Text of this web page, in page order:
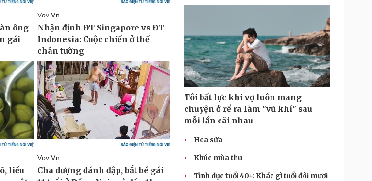
Tôi bất lực khi vợ luôn mang
chuyện ở rể ra làm "vũ khí" sau
mỗi lần cãi nhau
Hoa sữa
Khúc mùa thu
Tình dục tuổi 40+: Khác gì tuổi đôi mươi